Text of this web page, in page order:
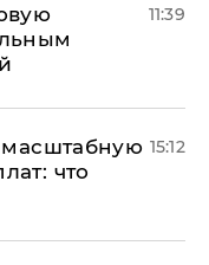
11:39
масштабную
что
15:12